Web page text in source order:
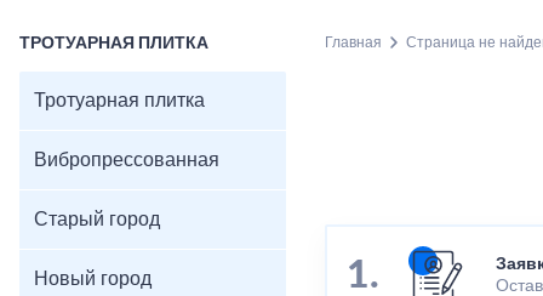
ТРОТУАРНАЯ ПЛИТКА
Тротуарная плитка
Вибропрессованная
Старый город
Новый город
Главная Страница не